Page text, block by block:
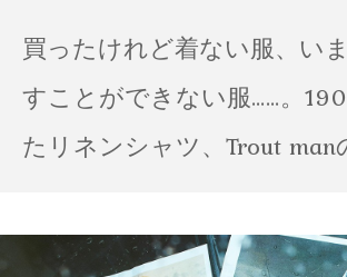
買ったけれど着ない服、い
すことができない服……。
たリネンシャツ、Trout